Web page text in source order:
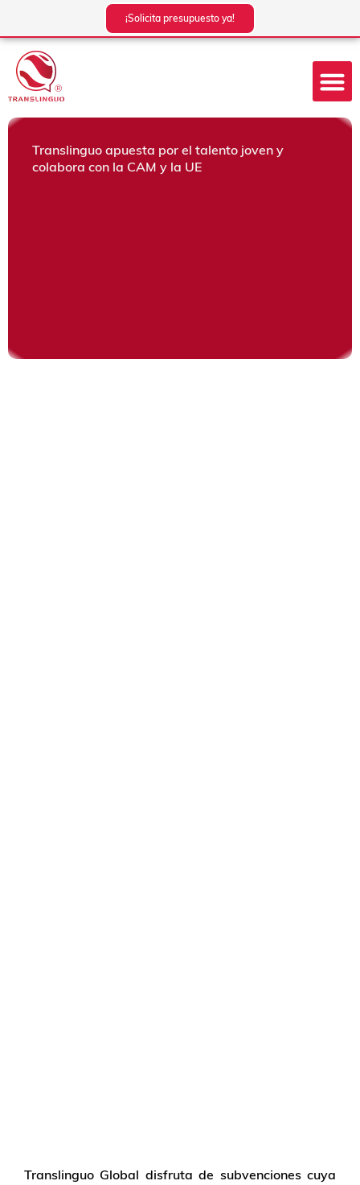
contenido
¡Solicita presupuesto ya!
Translinguo apuesta por el talento joven y
colabora con la CAM y la UE
Translinguo Global disfruta de subvenciones cuya